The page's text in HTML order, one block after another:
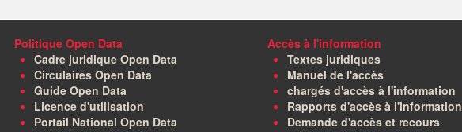
Politique Open Data
Cadre juridique Open Data
Circulaires Open Data
Guide Open Data
Licence d'utilisation
Portail National Open Data
Accès à l'information
Textes juridiques
Manuel de l'accès
chargés d'accès à l'information
Rapports d'accès à l'information
Demande d'accès et recours